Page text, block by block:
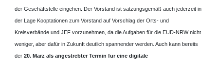
der Geschäftstelle eingehen. Der Vorstand ist satzungsgemäß auch jederzeit in
der Lage Kooptationen zum Vorstand auf Vorschlag der Orts- und
Kreisverbände und JEF vorzunehmen, da die Aufgaben für die EUD-NRW nicht
weniger, aber dafür in Zukunft deutlich spannender werden. Auch kann bereits
der 20. März als angestrebter Termin für eine digitale